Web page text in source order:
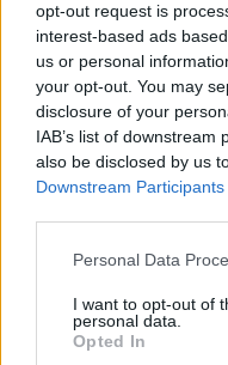
opt-out request is
interest-based ads
us or personal
your opt-out. You may
disclosure of your
IAB’s list of
also be disclosed by us
Downstream Participants
Please note that this
not limited to your visit
grant or deny consent
use your data for below
Personal Data
I want to opt-out of
personal data.
Opted In
Puoi abbonarti a
cliccandoqui
Sei già
Puoi effettuare
sezioneLogin
cliccando qui
TEMI:
Aeroporto